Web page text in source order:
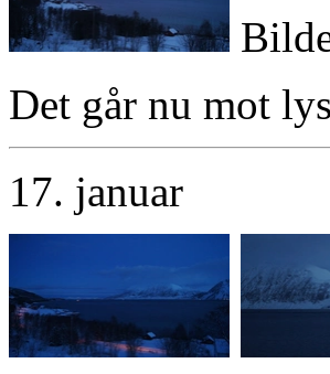
Det går nu mot
17. januar